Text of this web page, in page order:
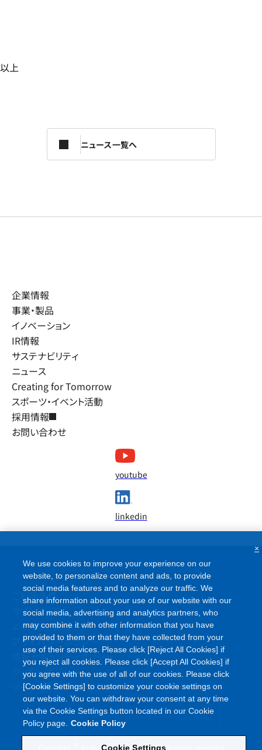
以上
ニュース一覧へ
企業情報
事業・製品
イノベーション
IR情報
サステナビリティ
ニュース
Creating for Tomorrow
スポーツ・イベント活動
採用情報
お問い合わせ
youtube
linkedin
ご利用条件
サイトマップ
よくあるご質問
プライバシーポリシー
情報セキュリティポリシー
クッキーポリシー
ソーシャルメディアポリシー
Asahi Kasei Corporation. All rights reserved
We use cookies to improve your experience on our
website, to personalize content and ads, to provide
social media features and to analyze our traffic. We
share information about your use of our website with our
social media, advertising and analytics partners, who
may combine it with other information that you have
provided to them or that they have collected from your
use of their services. Please click [Reject All Cookies] if
you reject all cookies. Please click [Accept All Cookies] if
you agree with the use of all of our cookies. Please click
[Cookie Settings] to customize your cookie settings on
our website. You can withdraw your consent at any time
via the Cookie Settings button located in our Cookie
Policy page. Cookie Policy
Cookie Settings
×